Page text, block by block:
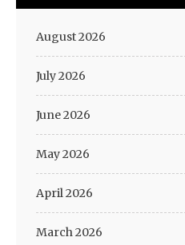
August 2026
July 2026
June 2026
May 2026
April 2026
March 2026